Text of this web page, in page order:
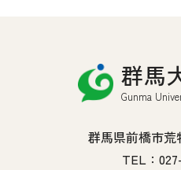
群馬
Gunma
群馬県前橋市荒
TEL：